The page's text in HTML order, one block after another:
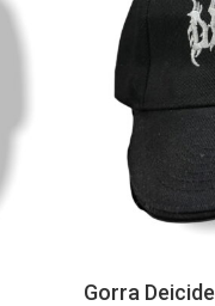
Gorra Deicide